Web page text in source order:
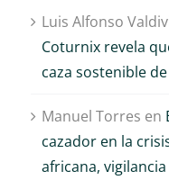
Luis Alfonso
Coturnix revela
caza sostenible
Manuel Torres en
cazador en la
africana,